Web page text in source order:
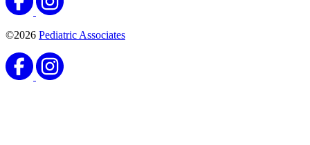
©2026 Pediatric Associates